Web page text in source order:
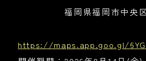
福岡県福岡市中央区
https://maps.app.goo.gl/